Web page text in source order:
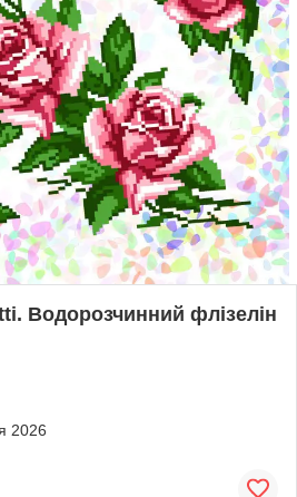
Водорозчинний флізелін
2026